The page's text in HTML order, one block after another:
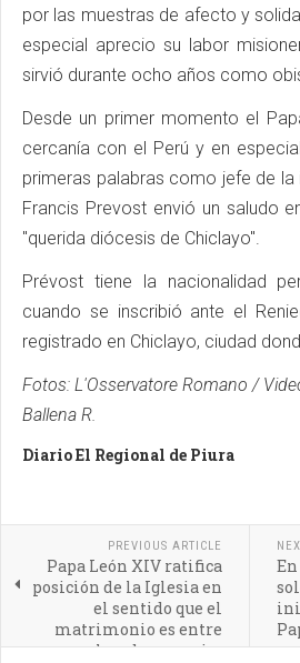
por las muestras de afecto y
especial aprecio su labor
sirvió durante ocho años como
Desde un primer momento el
cercanía con el Perú y en
primeras palabras como jefe de la
Francis Prevost envió un saludo
"querida diócesis de Chiclayo".
Prévost tiene la nacionalidad
cuando se inscribió ante el
registrado en Chiclayo, ciudad
Fotos: L'Osservatore Romano /
Ballena R.
Diario El Regional de Piura
PREVIOUS ARTICLE
Papa León XIV ratifica
posición de la Iglesia en
el sentido que el
matrimonio es entre
hombre y mujer